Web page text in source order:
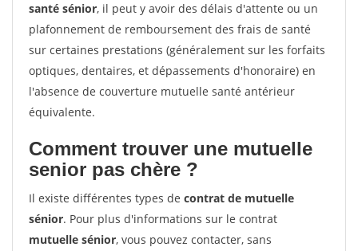
santé sénior, il peut y avoir des délais d'attente ou un
plafonnement de remboursement des frais de santé
sur certaines prestations (généralement sur les forfaits
optiques, dentaires, et dépassements d'honoraire) en
l'absence de couverture mutuelle santé antérieur
équivalente.
Comment trouver une mutuelle
senior pas chère ?
Il existe différentes types de contrat de mutuelle
sénior. Pour plus d'informations sur le contrat
mutuelle sénior, vous pouvez contacter, sans